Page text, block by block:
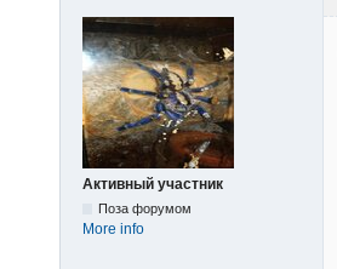
Активный участник
Поза форумом
More info